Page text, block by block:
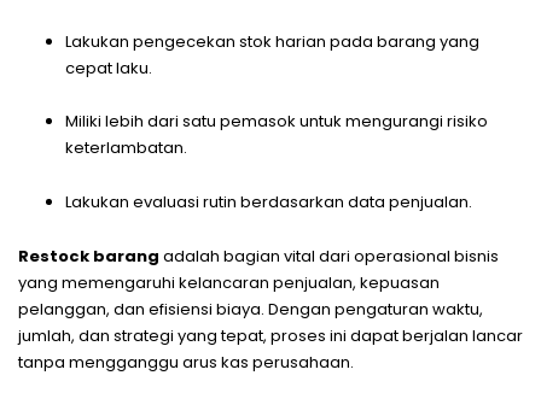
Lakukan pengecekan stok harian pada barang yang
cepat laku.
Miliki lebih dari satu pemasok untuk mengurangi risiko
keterlambatan.
Lakukan evaluasi rutin berdasarkan data penjualan.
Restock barang adalah bagian vital dari operasional bisnis
yang memengaruhi kelancaran penjualan, kepuasan
pelanggan, dan efisiensi biaya. Dengan pengaturan waktu,
jumlah, dan strategi yang tepat, proses ini dapat berjalan lancar
tanpa mengganggu arus kas perusahaan.